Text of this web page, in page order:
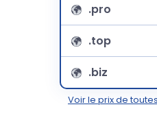
.pro
.top
.biz
Voir le prix de